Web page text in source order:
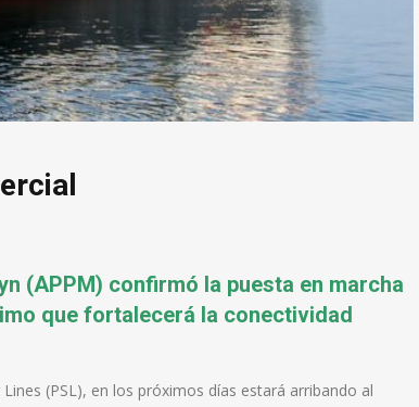
(APPM) confirmó la puesta en marcha
que fortalecerá la conectividad
(PSL), en los próximos días estará arribando al